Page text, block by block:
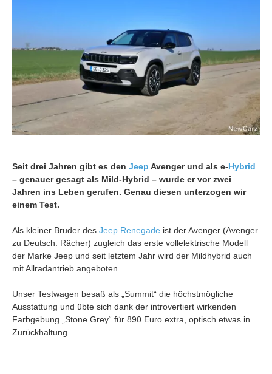
Seit drei Jahren gibt es den Jeep Avenger und als e-Hybrid
– genauer gesagt als Mild-Hybrid – wurde er vor zwei
Jahren ins Leben gerufen. Genau diesen unterzogen wir
einem Test.
Als kleiner Bruder des Jeep Renegade ist der Avenger (Avenger
zu Deutsch: Rächer) zugleich das erste vollelektrische Modell
der Marke Jeep und seit letztem Jahr wird der Mildhybrid auch
mit Allradantrieb angeboten.
Unser Testwagen besaß als „Summit“ die höchstmögliche
Ausstattung und übte sich dank der introvertiert wirkenden
Farbgebung „Stone Grey“ für 890 Euro extra, optisch etwas in
Zurückhaltung.